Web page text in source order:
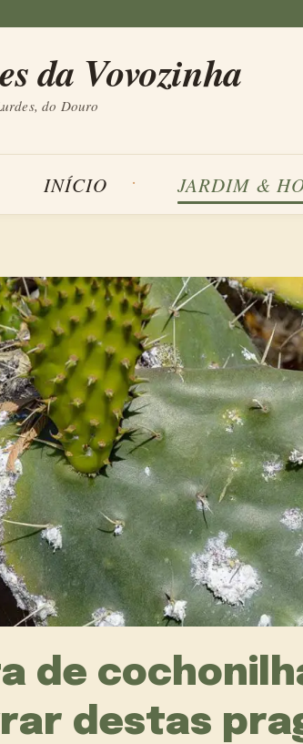
da Vovozinha
do Douro
INÍCIO JARDIM &
de
destas